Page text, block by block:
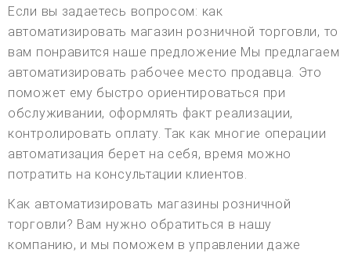
Если вы задаетесь вопросом: как
автоматизировать магазин розничной торговли, то
вам понравится наше предложение Мы предлагаем
автоматизировать рабочее место продавца. Это
поможет ему быстро ориентироваться при
обслуживании, оформлять факт реализации,
контролировать оплату. Так как многие операции
автоматизация берет на себя, время можно
потратить на консультации клиентов.
Как автоматизировать магазины розничной
торговли? Вам нужно обратиться в нашу
компанию, и мы поможем в управлении даже